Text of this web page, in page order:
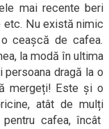
mai recente beri
etc. Nu există nimic
ceașcă de cafea.
la modă în ultima
dragă la o
mergeți! Este și o
atât de mulți
cafea, încât